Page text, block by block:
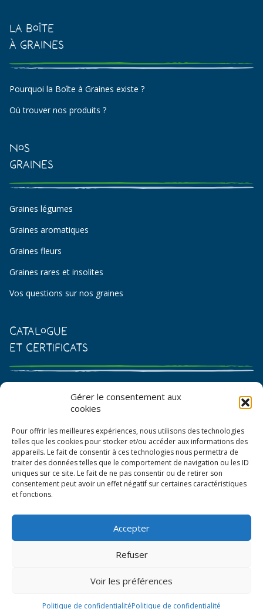
Gérer le consentement aux
cookies
Pour offrir les meilleures expériences, nous utilisons des technologies
telles que les cookies pour stocker et/ou accéder aux informations des
appareils. Le fait de consentir à ces technologies nous permettra de
traiter des données telles que le comportement de navigation ou les ID
uniques sur ce site. Le fait de ne pas consentir ou de retirer son
consentement peut avoir un effet négatif sur certaines caractéristiques
et fonctions.
Accepter
Refuser
Voir les préférences
Politique de confidentialitéPolitique de confidentialité
La Boîte
à Graines
Pourquoi la Boîte à Graines existe ?
Où trouver nos produits ?
Nos
Graines
Graines légumes
Graines aromatiques
Graines fleurs
Graines rares et insolites
Vos questions sur nos graines
Catalogue
et certificats
Catalogue de graines et semences
Bon de commande